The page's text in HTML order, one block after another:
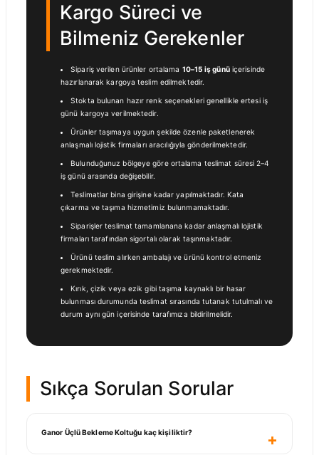
Kargo Süreci ve
Bilmeniz Gerekenler
Sipariş verilen ürünler ortalama 10–15 iş günüiçerisinde
hazırlanarak kargoya teslim edilmektedir.
Stokta bulunan hazır renk seçenekleri genellikle ertesi iş
günü kargoya verilmektedir.
Ürünler taşımaya uygun şekilde özenle paketlenerek
anlaşmalı lojistik firmaları aracılığıyla gönderilmektedir.
Bulunduğunuz bölgeye göre ortalama teslimat süresi 2–4
iş günü arasında değişebilir.
Teslimatlar bina girişine kadar yapılmaktadır. Kata
çıkarma ve taşıma hizmetimiz bulunmamaktadır.
Siparişler teslimat tamamlanana kadar anlaşmalı lojistik
firmaları tarafından sigortalı olarak taşınmaktadır.
Ürünü teslim alırken ambalajı ve ürünü kontrol etmeniz
gerekmektedir.
Kırık, çizik veya ezik gibi taşıma kaynaklı bir hasar
bulunması durumunda teslimat sırasında tutanak tutulmalı ve
durum aynı gün içerisinde tarafımıza bildirilmelidir.
Sıkça Sorulan Sorular
Ganor Üçlü Bekleme Koltuğu kaç kişiliktir?